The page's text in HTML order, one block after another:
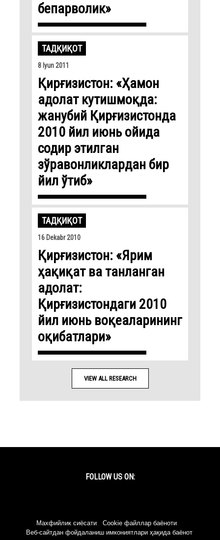
бепарволик»
ТАДҚИҚОТ
8 Iyun 2011
Қирғизистон: «Ҳамон
адолат кутишмоқда:
жанубий Қирғизистонда
2010 йил июнь ойида
содир этилган
зўравонликлардан бир
йил ўтиб»
ТАДҚИҚОТ
16 Dekabr 2010
Қирғизистон: «Ярим
ҳақиқат ва танланган
адолат:
Қирғизистондаги 2010
йил июнь воқеаларининг
оқибатлари»
VIEW ALL RESEARCH
Махфийлик сиёсати
Cookie файллар баёноти
Веб-сайтдан фойдаланиш имкониятлари ҳақида баёнот
FOLLOW US ON: